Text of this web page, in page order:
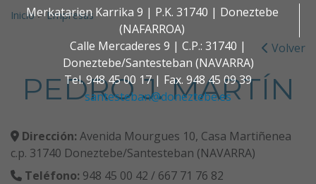
Merkatarien Karrika 9 | P.K. 31740 | Doneztebe
(NAFARROA)
Calle Mercaderes 9 | C.P.: 31740 |
Doneztebe/Santesteban (NAVARRA)
Tel. 948 45 00 17 | Fax. 948 45 09 39
santesteban@doneztebe.es
Buscar:
Inicio>Empresas
Volver
PEDRO J. MARTÍN
Dirección: Avenida Mourgues 10, Casa Martiñenea
c.p. 31740 Doneztebe/Santesteban (NAVARRA)
Teléfono: 948 45 00 42 / 667 71 76 82